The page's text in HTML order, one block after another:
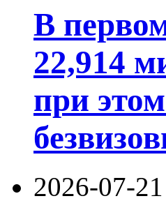
В
22,914
при
2026-07-21